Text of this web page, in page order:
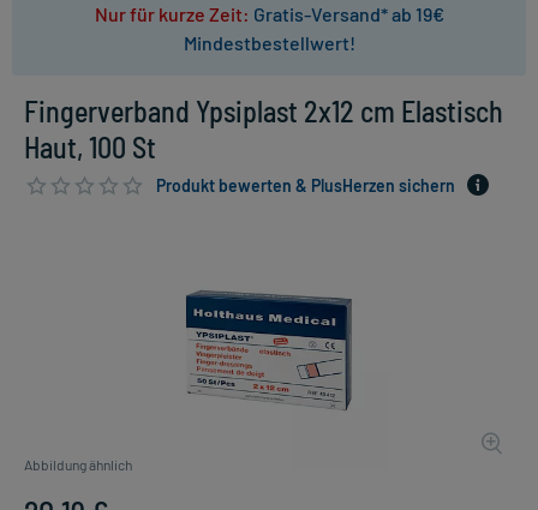
Nur für kurze Zeit: Gratis-Versand* ab 19€
Mindestbestellwert!
Fingerverband Ypsiplast 2x12 cm Elastisch
Haut, 100 St
Produkt bewerten & PlusHerzen sichern
Abbildung ähnlich